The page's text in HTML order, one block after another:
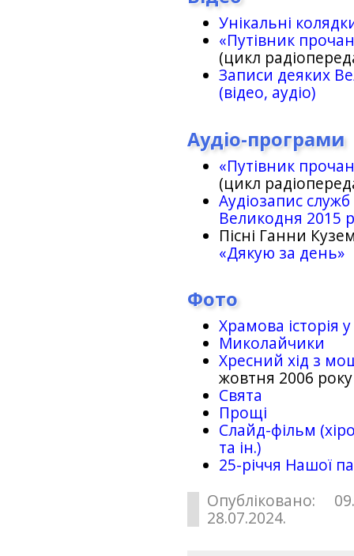
Унікальні
«Путівник
(цикл
Записи деяких
(відео, аудіо)
Аудіо-програми
«Путівник
(цикл
Аудіозапис
Великодня 2015
Пісні Ганни
«Дякую за день»
Фото
Храмова історія
Миколайчики
Хресний хід з
жовтня 2006 року
Свята
Прощі
Слайд-фільм
та ін.)
25-рiччя Нашої
Опубліковано:
28.07.2024.